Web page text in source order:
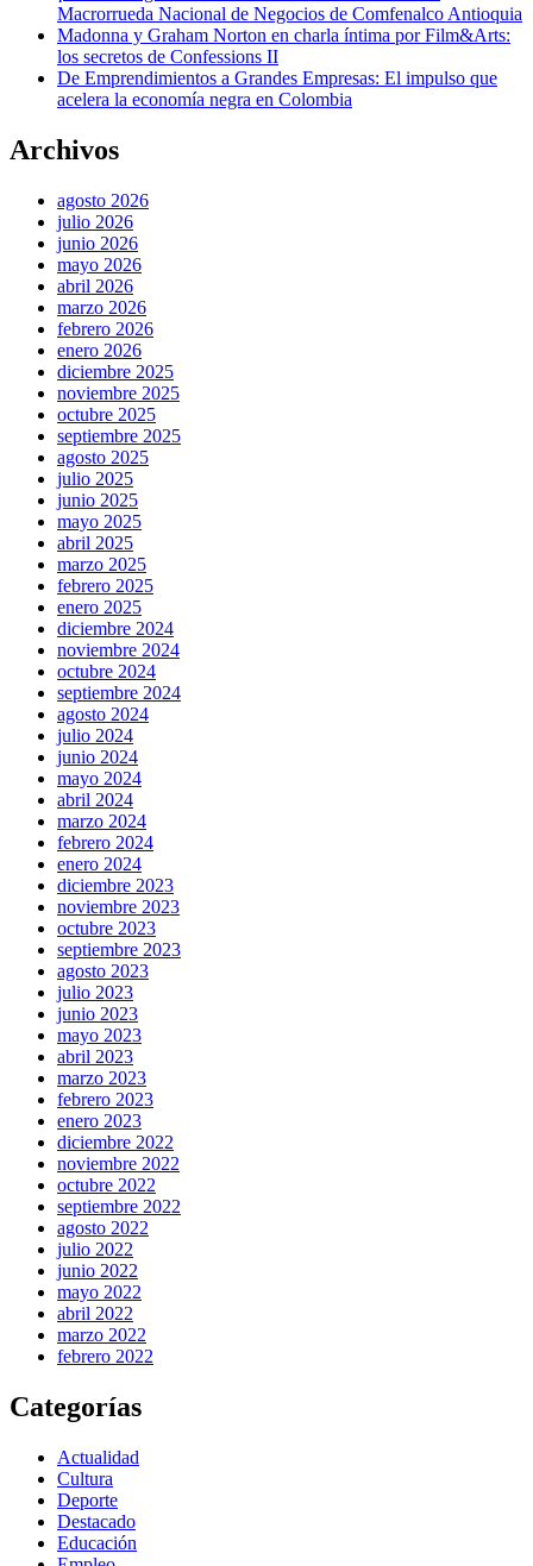
Macrorrueda Nacional de Negocios de Comfenalco Antioquia
Madonna y Graham Norton en charla íntima por Film&Arts:
los secretos de Confessions II
De Emprendimientos a Grandes Empresas: El impulso que
acelera la economía negra en Colombia
Archivos
agosto 2026
julio 2026
junio 2026
mayo 2026
abril 2026
marzo 2026
febrero 2026
enero 2026
diciembre 2025
noviembre 2025
octubre 2025
septiembre 2025
agosto 2025
julio 2025
junio 2025
mayo 2025
abril 2025
marzo 2025
febrero 2025
enero 2025
diciembre 2024
noviembre 2024
octubre 2024
septiembre 2024
agosto 2024
julio 2024
junio 2024
mayo 2024
abril 2024
marzo 2024
febrero 2024
enero 2024
diciembre 2023
noviembre 2023
octubre 2023
septiembre 2023
agosto 2023
julio 2023
junio 2023
mayo 2023
abril 2023
marzo 2023
febrero 2023
enero 2023
diciembre 2022
noviembre 2022
octubre 2022
septiembre 2022
agosto 2022
julio 2022
junio 2022
mayo 2022
abril 2022
marzo 2022
febrero 2022
Categorías
Actualidad
Cultura
Deporte
Destacado
Educación